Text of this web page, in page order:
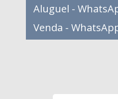
Aluguel -
Venda -